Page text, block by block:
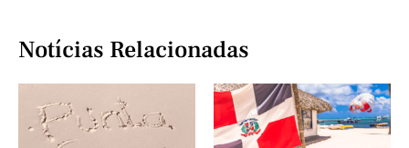
Notícias Relacionadas